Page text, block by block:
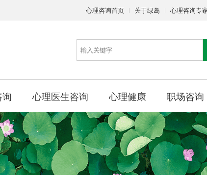
心理咨询首页 关于绿岛 心理咨询专
询 心理医生咨询 心理健康 职场咨询